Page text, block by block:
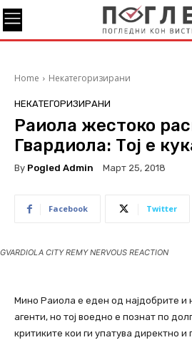
Home Некатегоризирани
НЕКАТЕГОРИЗИРАНИ
Раиола жестоко
Гвардиола: Тој е
By Pogled Admin Март 25, 2018
Facebook Twitter
GVARDIOLA CITY REMY NERVOUS REACTION
Мино Раиола е еден од најдобрите и
агенти, но тој воедно е познат по
критиките кои ги упатува директно и